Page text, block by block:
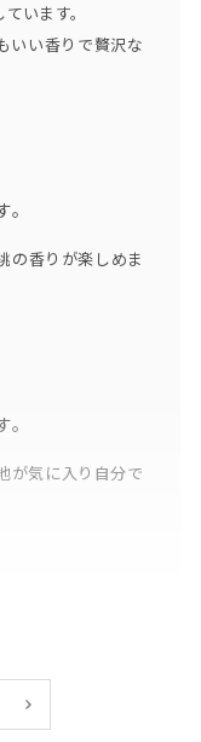
います。
いい香りで贅沢な
の香りが楽しめま
が気に入り自分で